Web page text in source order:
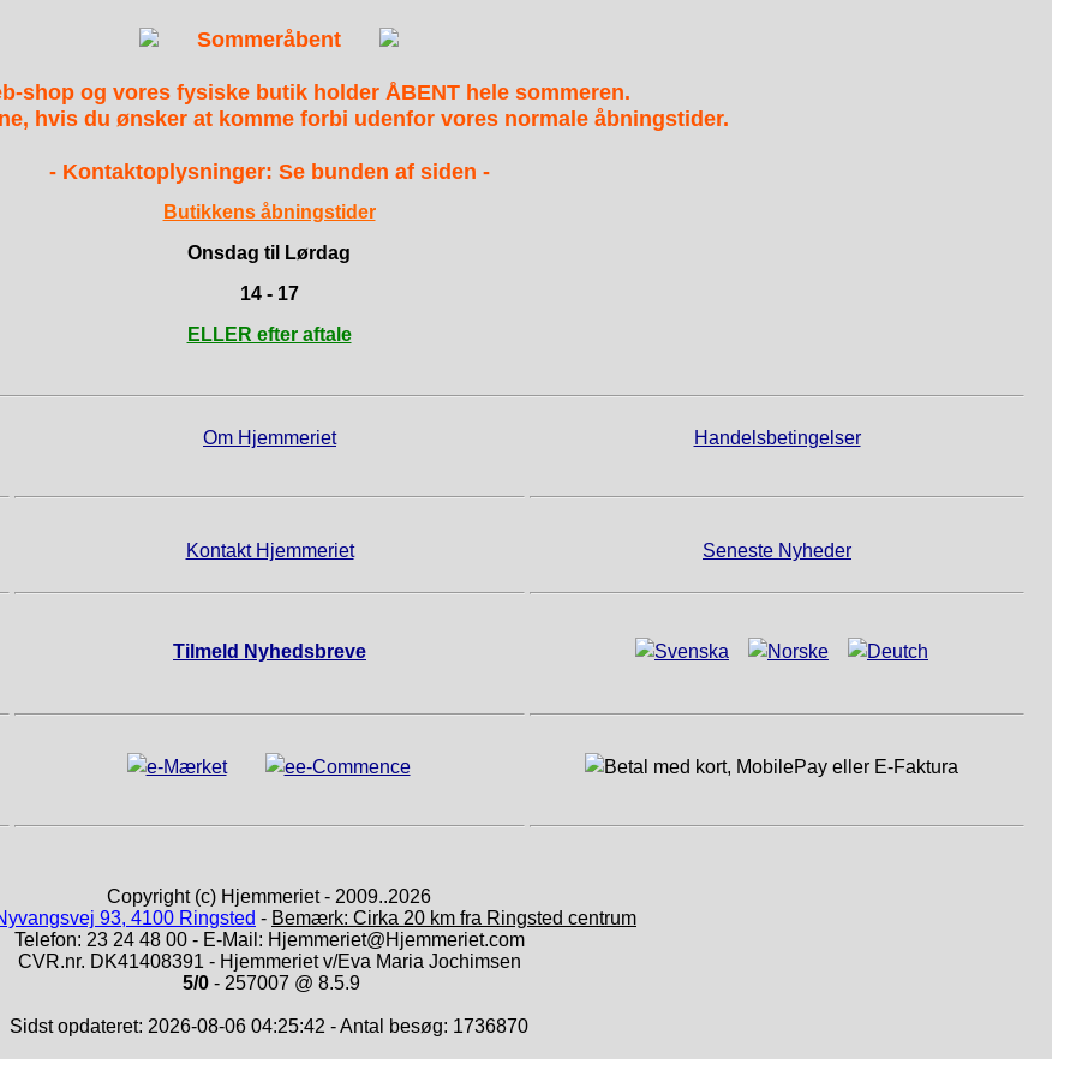
gule peberfrugter
blade fra vinplanter eller peberrodsplanter
med saltvandet og hæld det over grøntsagerne.
placer krukken køligt.
– tilsæt eventuelt lidt madolie for at mindske fordampningen.
den derefter til et køligt rum.
bruge rene redskaber når du tager noget fra krukken.
Blandet salat
Sommeråbent
shop og vores fysiske butik holder ÅBENT hele sommeren.
hvis du ønsker at komme forbi udenfor vores normale åbningstider.
- Kontaktoplysninger: Se bunden af siden -
Butikkens åbningstider
Onsdag til Lørdag
14 - 17
ELLER efter aftale
Om Hjemmeriet Handelsbetingelser
Kontakt Hjemmeriet Seneste Nyheder
Tilmeld Nyhedsbreve
Copyright (c) Hjemmeriet - 2009..2026
93, 4100 Ringsted - Bemærk: Cirka 20 km fra Ringsted centrum
Telefon: 23 24 48 00 - E-Mail: Hjemmeriet@Hjemmeriet.com
CVR.nr. DK41408391 - Hjemmeriet v/Eva Maria Jochimsen
5/0 - 257007 @ 8.5.9
Sidst opdateret: 2026-08-06 04:25:42 - Antal besøg: 1736870